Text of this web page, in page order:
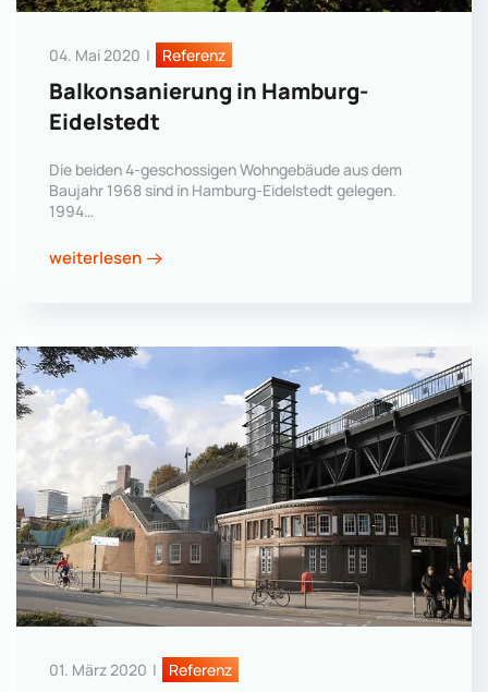
04. Mai 2020 | Referenz
Balkonsanierung in Hamburg-
Eidelstedt
Die beiden 4-geschossigen Wohngebäude aus dem
Baujahr 1968 sind in Hamburg-Eidelstedt gelegen.
1994…
weiterlesen
01. März 2020 | Referenz